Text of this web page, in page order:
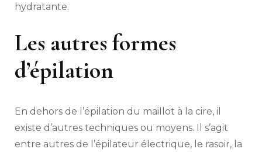
hydratante.
Les autres formes
d’épilation
En dehors de l’épilation du maillot à la cire, il
existe d’autres techniques ou moyens. Il s’agit
entre autres de l’épilateur électrique, le rasoir, la